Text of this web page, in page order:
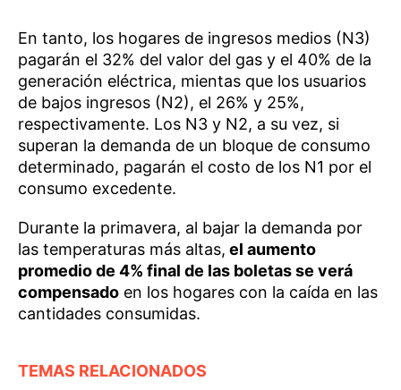
En tanto, los hogares de ingresos medios (N3)
pagarán el 32% del valor del gas y el 40% de la
generación eléctrica, mientas que los usuarios
de bajos ingresos (N2), el 26% y 25%,
respectivamente. Los N3 y N2, a su vez, si
superan la demanda de un bloque de consumo
determinado, pagarán el costo de los N1 por el
consumo excedente.
Durante la primavera, al bajar la demanda por
las temperaturas más altas, el aumento
promedio de 4% final de las boletas se verá
compensado en los hogares con la caída en las
cantidades consumidas.
TEMAS RELACIONADOS